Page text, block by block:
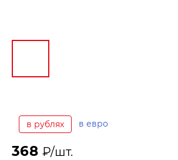
в рублях в евро
368₽/шт.